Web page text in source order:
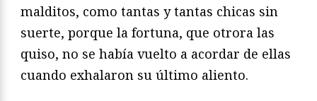
malditos, como tantas y tantas chicas sin
suerte, porque la fortuna, que otrora las
quiso, no se había vuelto a acordar de ellas
cuando exhalaron su último aliento.